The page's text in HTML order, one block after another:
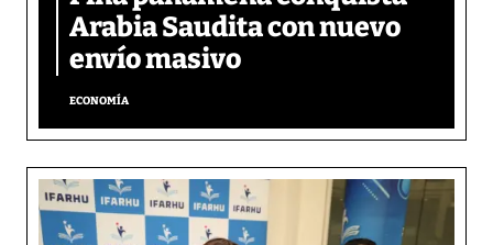
Arabia Saudita con nuevo
envío masivo
ECONOMÍA